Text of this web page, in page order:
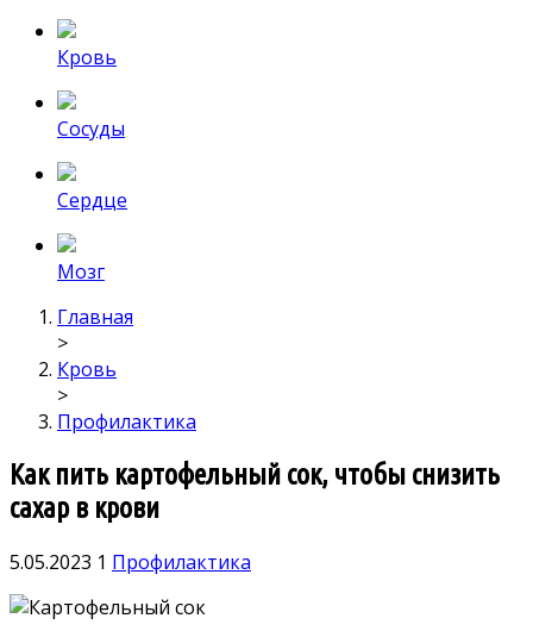
Кровь
Сосуды
Сердце
Мозг
Главная
>
Кровь
>
Профилактика
Как пить картофельный сок, чтобы снизить
сахар в крови
5.05.2023 1 Профилактика